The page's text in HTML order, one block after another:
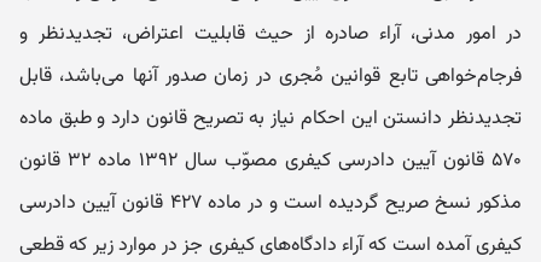
در امور مدنی، آراء صادره از حیث قابلیت اعتراض، تجدیدنظر و
فرجام‌خواهی تابع قوانین مُجری در زمان صدور آنها می‌باشد، قابل
تجدیدنظر دانستن این احکام نیاز به تصریح قانون دارد و طبق ماده
۵۷۰ قانون آیین دادرسی کیفری مصوّب سال ۱۳۹۲ ماده ۳۲ قانون
مذکور نسخ صریح گردیده است و در ماده ۴۲۷ قانون آیین دادرسی
کیفری آمده است که آراء دادگاه‌های کیفری جز در موارد زیر که قطعی